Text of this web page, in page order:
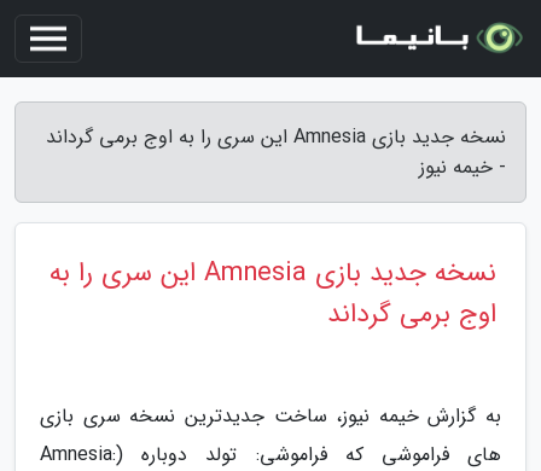
نسخه جدید بازی Amnesia این سری را به اوج برمی گرداند
- خیمه نیوز
نسخه جدید بازی Amnesia این سری را به
اوج برمی گرداند
به گزارش خیمه نیوز، ساخت جدیدترین نسخه سری بازی
های فراموشی که فراموشی: تولد دوباره (Amnesia: